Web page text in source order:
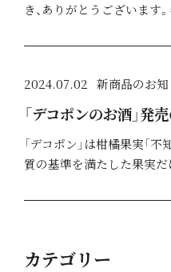
き、ありがとうございます
2024.07.02 新商品のお
「デコポンのお酒」発
「デコポン」は柑橘果実「不
質の基準を満たした果実
カテゴリー